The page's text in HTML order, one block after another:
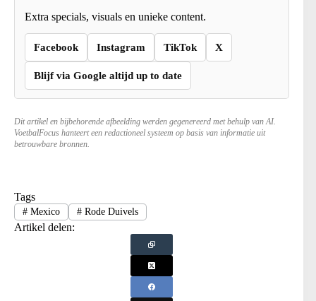
Extra specials, visuals en unieke content.
Facebook Instagram TikTok X
Blijf via Google altijd up to date
Dit artikel en bijbehorende afbeelding werden gegenereerd met behulp van AI.
VoetbalFocus hanteert een redactioneel systeem op basis van informatie uit
betrouwbare bronnen.
Tags
#Mexico #Rode Duivels
Artikel delen: